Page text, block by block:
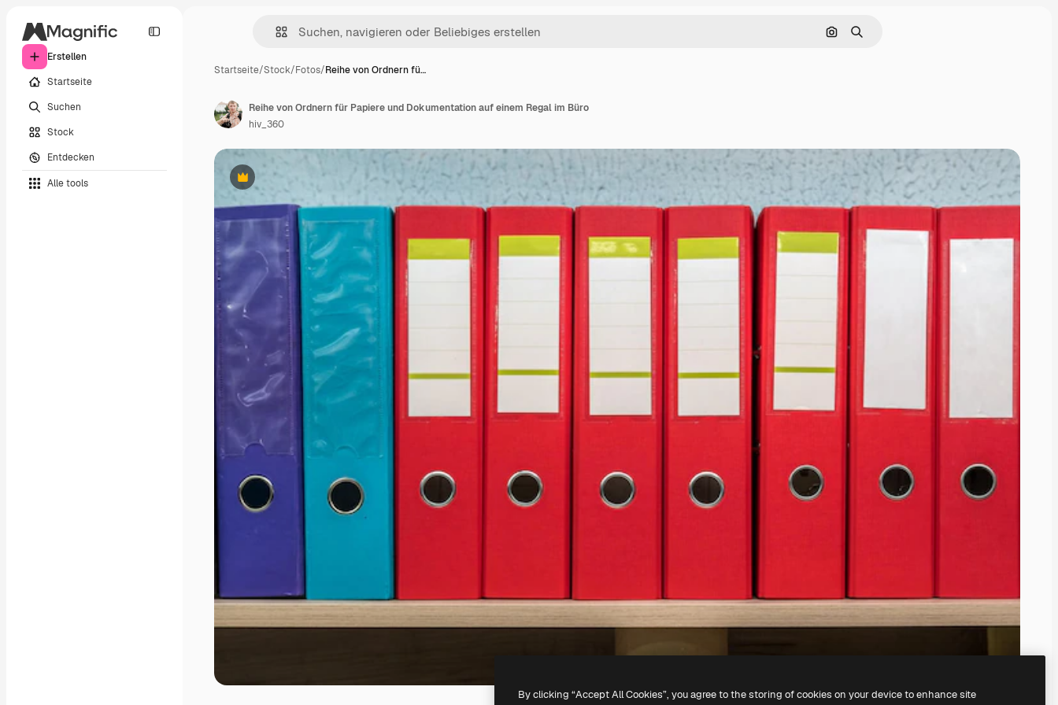
Erstellen
Startseite
Suchen
Stock
Entdecken
Alle tools
Nach Bild suchen
Suchen
Startseite/Stock/Fotos/Reihe von Ordnern fü…
Premium
Reihe von Ordnern für Papiere und Dokumentation auf einem Regal im Büro
hiv_360
By clicking “Accept All Cookies”, you agree to the storing of cookies on your device to enhance site